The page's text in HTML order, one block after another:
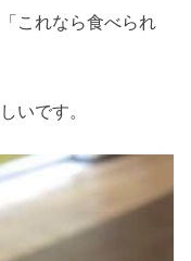
これなら食べられ
いです。